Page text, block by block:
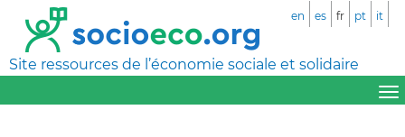
Site ressources de l’économie sociale et solidaire
en es fr pt it